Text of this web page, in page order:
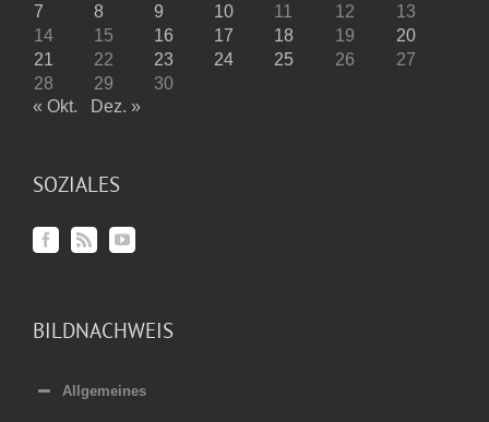
7
8 9 10 11 12
13
14
15 16 17 18 19
20
21
22 23 24 25 26
27
28
29
30
« Okt.
Dez. »
SOZIALES
BILDNACHWEIS
Allgemeines